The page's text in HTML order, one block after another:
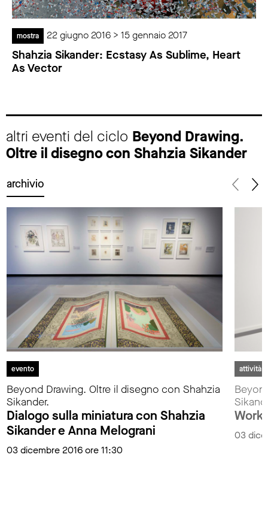
mostra 22 giugno 2016 > 15 gennaio 2017
Shahzia Sikander: Ecstasy As Sublime, Heart
As Vector
altri eventi del ciclo Beyond Drawing.
Oltre il disegno con Shahzia Sikander
archivio
evento
Beyond Drawing. Oltre il disegno con Shahzia
Sikander.
Dialogo sulla miniatura con Shahzia
Sikander e Anna Melograni
03 dicembre 2016 ore 11:30
attività
03